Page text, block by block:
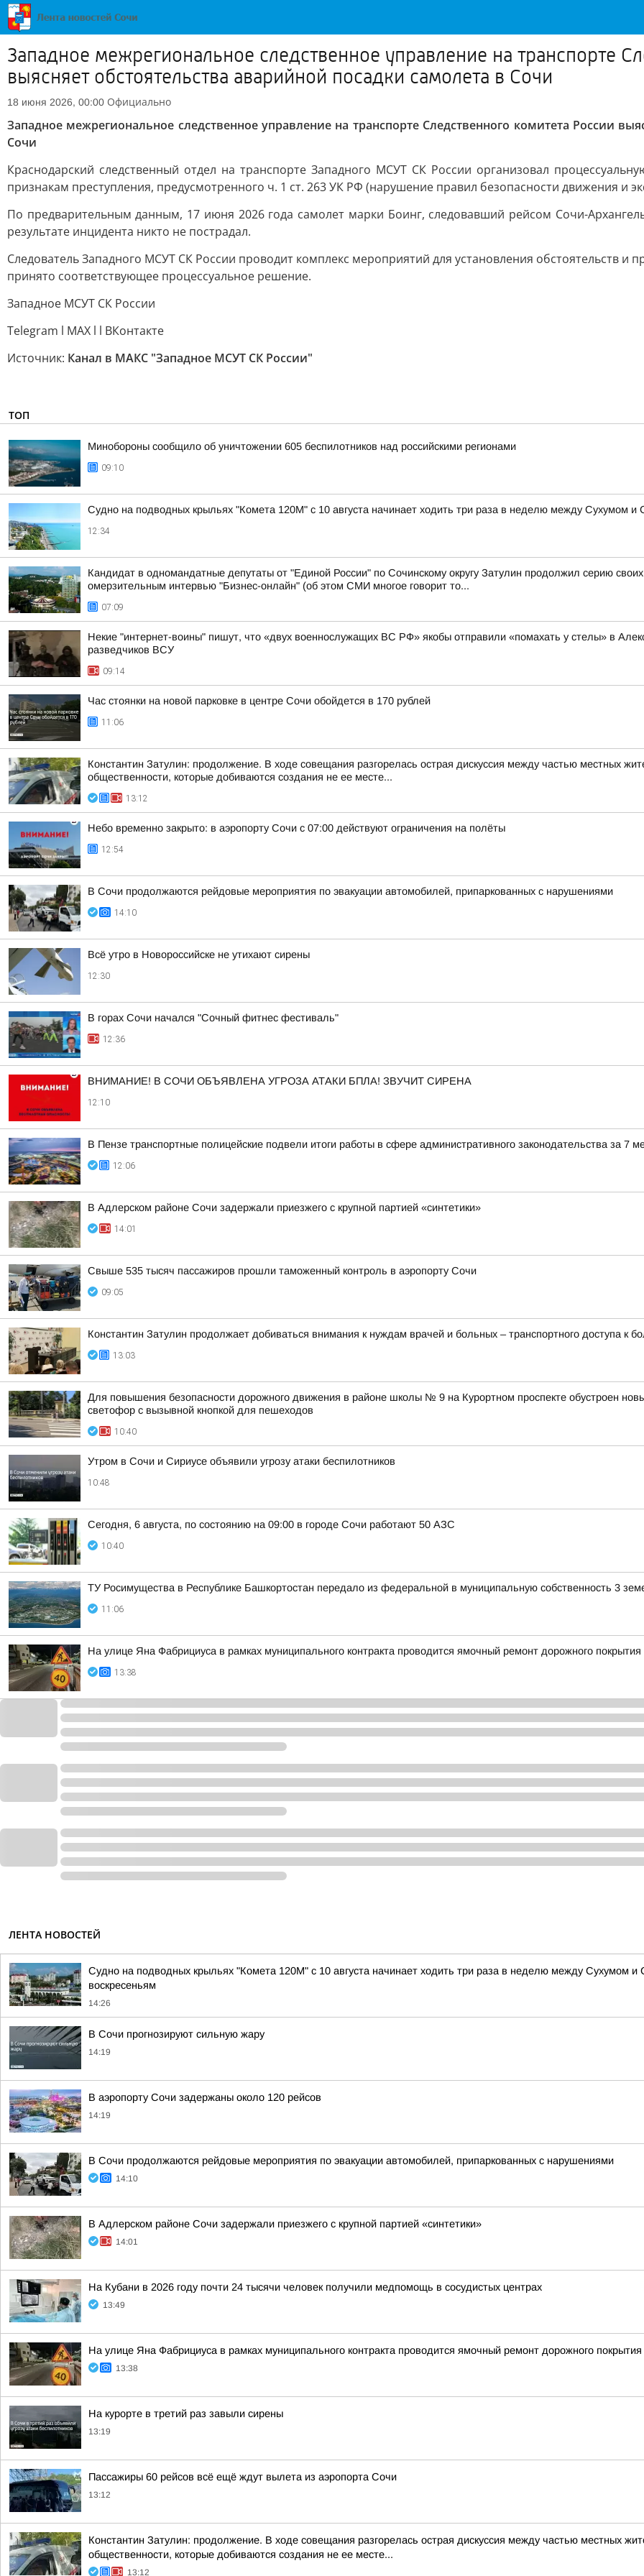
Западное межрегиональное следственное управление на транспорте
выясняет обстоятельства аварийной посадки самолета в Сочи
18 июня 2026, 00:00 Официально
Западное межрегиональное следственное управление на транспорте Следственного комитета России
Сочи
Краснодарский следственный отдел на транспорте Западного МСУТ СК России организовал
признакам преступления, предусмотренного ч. 1 ст. 263 УК РФ (нарушение правил безопасности движения и
По предварительным данным, 17 июня 2026 года самолет марки Боинг, следовавший рейсом Сочи-
результате инцидента никто не пострадал.
Следователь Западного МСУТ СК России проводит комплекс мероприятий для установления обстоятельств
принято соответствующее процессуальное решение.
Западное МСУТ СК России
Telegram l MAX l l ВКонтакте
Источник: Канал в МАКС "Западное МСУТ СК России"
ТОП
Минобороны сообщило об уничтожении 605 беспилотников над российскими регионами
09:10
Судно на подводных крыльях "Комета 120М" с 10 августа начинает ходить три раза в неделю между Сухумом и
12:34
Кандидат в одномандатные депутаты от "Единой России" по Сочинскому округу Затулин продолжил серию
омерзительным интервью "Бизнес-онлайн" (об этом СМИ многое говорит то...
07:09
Некие "интернет-воины" пишут, что «двух военнослужащих ВС РФ» якобы отправили «помахать у стелы» в
разведчиков ВСУ
09:14
Час стоянки на новой парковке в центре Сочи обойдется в 170 рублей
11:06
Константин Затулин: продолжение. В ходе совещания разгорелась острая дискуссия между частью местных
общественности, которые добиваются создания не ее месте...
13:12
Небо временно закрыто: в аэропорту Сочи с 07:00 действуют ограничения на полёты
12:54
В Сочи продолжаются рейдовые мероприятия по эвакуации автомобилей, припаркованных с нарушениями
14:10
Всё утро в Новороссийске не утихают сирены
12:30
В горах Сочи начался "Сочный фитнес фестиваль"
12:36
ВНИМАНИЕ! В СОЧИ ОБЪЯВЛЕНА УГРОЗА АТАКИ БПЛА! ЗВУЧИТ СИРЕНА
12:10
В Пензе транспортные полицейские подвели итоги работы в сфере административного законодательства за 7
12:06
В Адлерском районе Сочи задержали приезжего с крупной партией «синтетики»
14:01
Свыше 535 тысяч пассажиров прошли таможенный контроль в аэропорту Сочи
09:05
Константин Затулин продолжает добиваться внимания к нуждам врачей и больных – транспортного доступа к
13:03
Для повышения безопасности дорожного движения в районе школы № 9 на Курортном проспекте обустроен
светофор с вызывной кнопкой для пешеходов
10:40
Утром в Сочи и Сириусе объявили угрозу атаки беспилотников
10:48
Сегодня, 6 августа, по состоянию на 09:00 в городе Сочи работают 50 АЗС
10:40
ТУ Росимущества в Республике Башкортостан передало из федеральной в муниципальную собственность 3
11:06
На улице Яна Фабрициуса в рамках муниципального контракта проводится ямочный ремонт дорожного покрытия
13:38
ЛЕНТА НОВОСТЕЙ
Судно на подводных крыльях "Комета 120М" с 10 августа начинает ходить три раза в неделю между Сухумом
воскресеньям
14:26
В Сочи прогнозируют сильную жару
14:19
В аэропорту Сочи задержаны около 120 рейсов
14:19
В Сочи продолжаются рейдовые мероприятия по эвакуации автомобилей, припаркованных с нарушениями
14:10
В Адлерском районе Сочи задержали приезжего с крупной партией «синтетики»
14:01
На Кубани в 2026 году почти 24 тысячи человек получили медпомощь в сосудистых центрах
13:49
На улице Яна Фабрициуса в рамках муниципального контракта проводится ямочный ремонт дорожного покрытия
13:38
На курорте в третий раз завыли сирены
13:19
Пассажиры 60 рейсов всё ещё ждут вылета из аэропорта Сочи
13:12
Константин Затулин: продолжение. В ходе совещания разгорелась острая дискуссия между частью местных
общественности, которые добиваются создания не ее месте...
13:12